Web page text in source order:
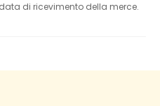
di ricevimento della merce.